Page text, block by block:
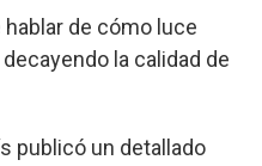
de cómo luce
la calidad de
publicó un detallado